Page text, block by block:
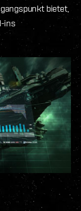
bietet,
ins